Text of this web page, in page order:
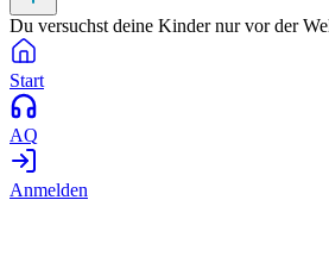
Du versuchst deine Kinder nur vor der
Start
AQ
Anmelden